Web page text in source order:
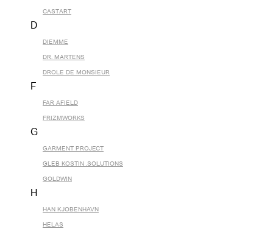
CASTART
D
DIEMME
DR. MARTENS
DROLE DE MONSIEUR
F
FAR AFIELD
FRIZMWORKS
G
GARMENT PROJECT
GLEB KOSTIN .SOLUTIONS
GOLDWIN
H
HAN KJOBENHAVN
HELAS